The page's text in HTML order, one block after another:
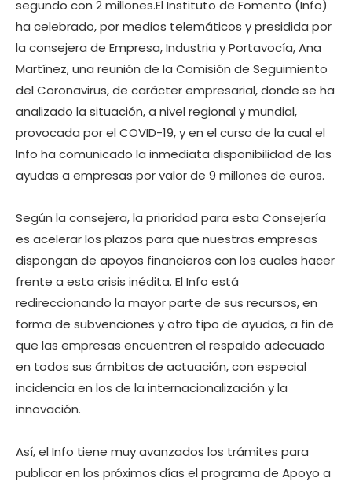
segundo con 2 millones.El Instituto de Fomento (Info)
ha celebrado, por medios telemáticos y presidida por
la consejera de Empresa, Industria y Portavocía, Ana
Martínez, una reunión de la Comisión de Seguimiento
del Coronavirus, de carácter empresarial, donde se ha
analizado la situación, a nivel regional y mundial,
provocada por el COVID-19, y en el curso de la cual el
Info ha comunicado la inmediata disponibilidad de las
ayudas a empresas por valor de 9 millones de euros.
Según la consejera, la prioridad para esta Consejería
es acelerar los plazos para que nuestras empresas
dispongan de apoyos financieros con los cuales hacer
frente a esta crisis inédita. El Info está
redireccionando la mayor parte de sus recursos, en
forma de subvenciones y otro tipo de ayudas, a fin de
que las empresas encuentren el respaldo adecuado
en todos sus ámbitos de actuación, con especial
incidencia en los de la internacionalización y la
innovación.
Así, el Info tiene muy avanzados los trámites para
publicar en los próximos días el programa de Apoyo a